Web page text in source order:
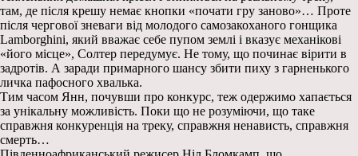
там, де після крешу немає кнопки «почати гру заново»… Проте
після чергової зневаги від молодого самозакоханого гонщика
Lamborghini, який вважає себе пупом землі і вказує механікові
«його місце», Солтер передумує. Не тому, що починає вірити в
задротів. А заради примарного шансу збити пиху з гарненького
личка пафосного хвалька.
Тим часом Янн, почувши про конкурс, теж одержимо хапається
за унікальну можливість. Поки що не розуміючи, що таке
справжня конкуренція на треку, справжня ненависть, справжня
смерть…